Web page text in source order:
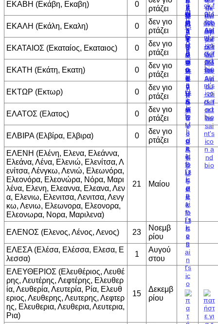
ΕΚΑΒΗ (Εκάβη, Εκαβη) 0
ρτάζει
ΕΚΑΛΗ (Εκάλη, Εκαλη) 0
δεν γιο
ρτάζει
ΕΚΑΤΑΙΟΣ (Εκαταίος, Εκαταιος) 0
δεν γιο
ρτάζει
ΕΚΑΤΗ (Εκάτη, Εκατη) 0
δεν γιο
ρτάζει
ΕΚΤΩΡ (Εκτωρ) 0
δεν γιο
ρτάζει
ΕΛΑΤΟΣ (Ελατος) 0
δεν γιο
ρτάζει
ΕΛΒΙΡΑ (Ελβίρα, Ελβιρα) 0
δεν γιο
ρτάζει
ΕΛΕΝΗ (Ελένη, Ελενα, Ελεάννα,
Ελεάνα, Λένα, Ελενιώ, Ελενίτσα, Λ
ενίτσα, Λένγκω, Λενιώ, Ελεωνόρα,
Ελεονόρα, Ελεονώρα, Νόρα, Μαρι
λένα, Ελενη, Ελεαννα, Ελεανα, Λεν
α, Ελενιω, Ελενιτσα, Λενιτσα, Λενγ
κω, Λενιω, Ελεωνορα, Ελεονορα,
Ελεονωρα, Νορα, Μαριλενα)
21 Μαίου
ΕΛΕΝΟΣ (Ελενος, Λένος, Λενος) 23
Νοεμβ
ρίου
ΕΛΕΣΑ (Ελέσα, Ελέσσα, Ελεσα, Ε
λεσσα)
1
Αυγού
στου
ΕΛΕΥΘΕΡΙΟΣ (Ελευθέριος, Λευθέ
ρης, Λευτέρης, Λεφτέρης, Ελευθερ
ία, Λευθερία, Λευτερία, Ρία, Ελευθ
εριος, Λευθερης, Λευτερης, Λεφτερ
ης, Ελευθερια, Λευθερια, Λευτερια,
Ρια)
15
Δεκεμβ
ρίου